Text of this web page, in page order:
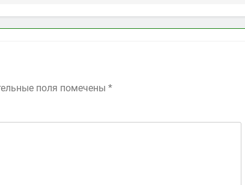
поля помечены *